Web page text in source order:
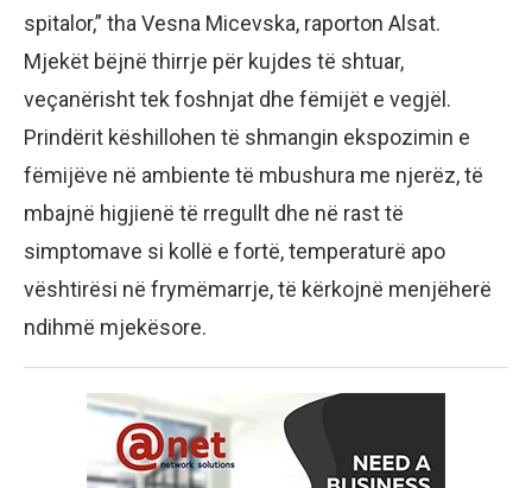
spitalor,” tha Vesna Micevska, raporton Alsat.
Mjekët bëjnë thirrje për kujdes të shtuar,
veçanërisht tek foshnjat dhe fëmijët e vegjël.
Prindërit këshillohen të shmangin ekspozimin e
fëmijëve në ambiente të mbushura me njerëz, të
mbajnë higjienë të rregullt dhe në rast të
simptomave si kollë e fortë, temperaturë apo
vështirësi në frymëmarrje, të kërkojnë menjëherë
ndihmë mjekësore.